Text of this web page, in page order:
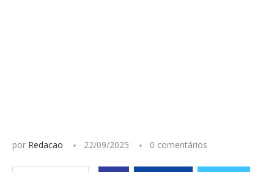
por Redacao 22/09/2025 0 comentários